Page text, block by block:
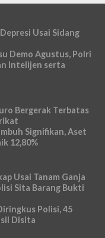
Usai Sidang
Demo Agustus, Polri
Intelijen serta
Bergerak Terbatas
Signifikan, Aset
12,80%
Usai Tanam Ganja
Sita Barang Bukti
Polisi, 45
Disita